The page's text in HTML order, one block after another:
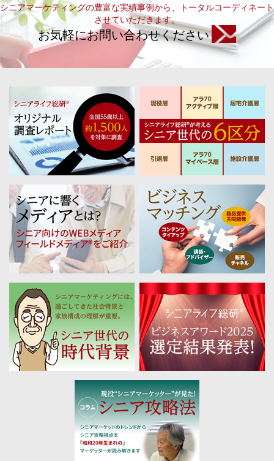
シニアマーケティングの豊富な実績事例から、トータルコーディネート
させていただきます。
お気軽にお問い合わせください